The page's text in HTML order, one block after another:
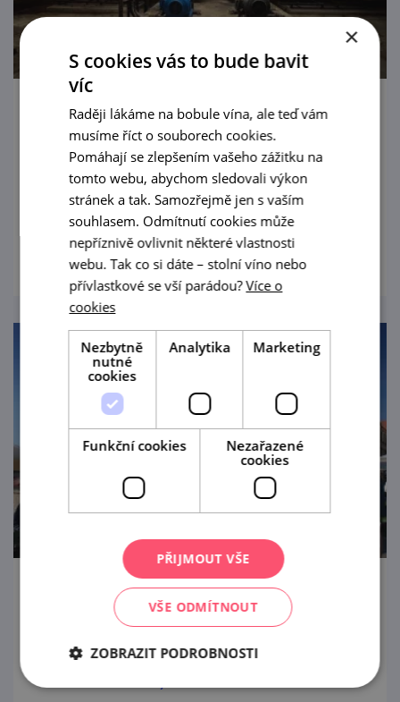
Kryt Denis pod Petrovem
Co se skrývá pod jednou z nejznámějších
brněnských dominant? Téměř kilometr
chodeb vyražených ve skále a jeden z
největších zpřístupněných krytů civilní
obrany v Česku.
prohlédnout
Zelný trh v Brně
Zelný trh najdete uprostřed historického
×
S cookies vás to bude bavit
víc
Raději lákáme na bobule vína, ale teď vám
musíme říct o souborech cookies.
Pomáhají se zlepšením vašeho zážitku na
tomto webu, abychom sledovali výkon
stránek a tak. Samozřejmě jen s vaším
souhlasem. Odmítnutí cookies může
nepříznivě ovlivnit některé vlastnosti
webu. Tak co si dáte – stolní víno nebo
přívlastkové se vší parádou?Více o
cookies
Nezbytně
nutné
cookies
Analytika Marketing
Funkční cookies
Nezařazené
cookies
PŘIJMOUT VŠE
VŠE ODMÍTNOUT
ZOBRAZIT PODROBNOSTI